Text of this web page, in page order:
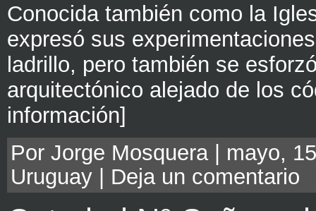
Conocida también como la
expresó sus
ladrillo, pero también se
arquitectónico alejado de los
información]
Por Jorge Mosquera | mayo,
Uruguay | Deja un comentario